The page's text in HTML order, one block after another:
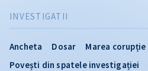
INVESTIGATII
Ancheta Dosar
Marea corupție
Povești din spatele investigației